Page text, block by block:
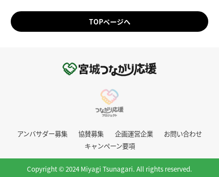
TOPページへ
アンバサダー募集 協賛募集 企画運営企業
お問い合わせ
キャンペーン要項
Copyright © 2024 Miyagi Tsunagari. All rights reserved.